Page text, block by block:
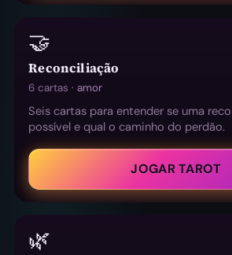
🤝
Reconciliação
6 cartas ·amor
Seis cartas para entender se uma
possível e qual o caminho do perdão.
JOGAR TAROT
🌿